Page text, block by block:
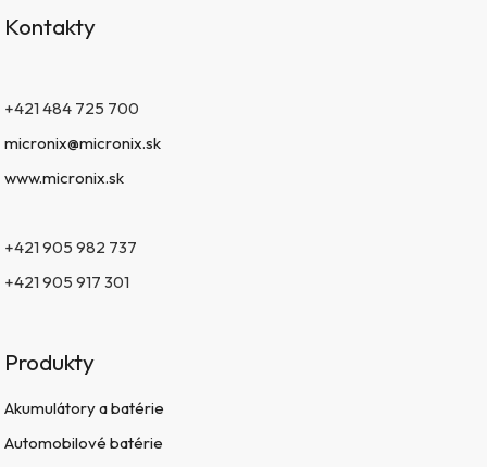
Kontakty
+421 484 725 700
micronix@micronix.sk
www.micronix.sk
+421 905 982 737
+421 905 917 301
Produkty
Akumulátory a batérie
Automobilové batérie